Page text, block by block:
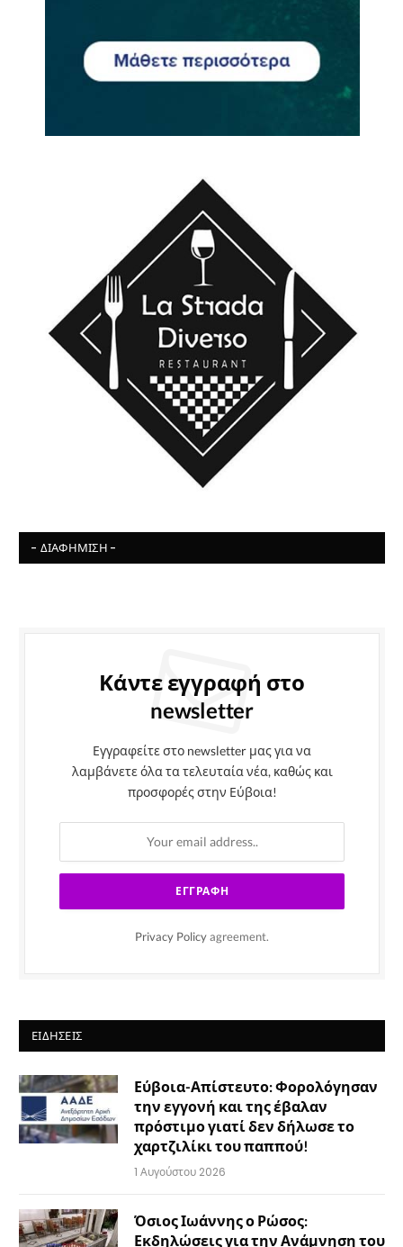
- ΔΙΑΦΉΜΙΣΗ -
Κάντε εγγραφή στο
newsletter
Εγγραφείτε στο newsletter μας για να
λαμβάνετε όλα τα τελευταία νέα, καθώς και
προσφορές στην Εύβοια!
Privacy Policy agreement.
ΕΙΔΉΣΕΙΣ
Εύβοια-Απίστευτο: Φορολόγησαν
την εγγονή και της έβαλαν
πρόστιμο γιατί δεν δήλωσε το
χαρτζιλίκι του παππού!
1 Αυγούστου 2026
Όσιος Ιωάννης ο Ρώσος:
Εκδηλώσεις για την Ανάμνηση του